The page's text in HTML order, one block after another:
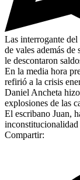
Las interrogante
de vales además
le descontaron
En la media hora
refirió a la crisis
Daniel Ancheta
explosiones de las
El escribano Juan,
Compartir: